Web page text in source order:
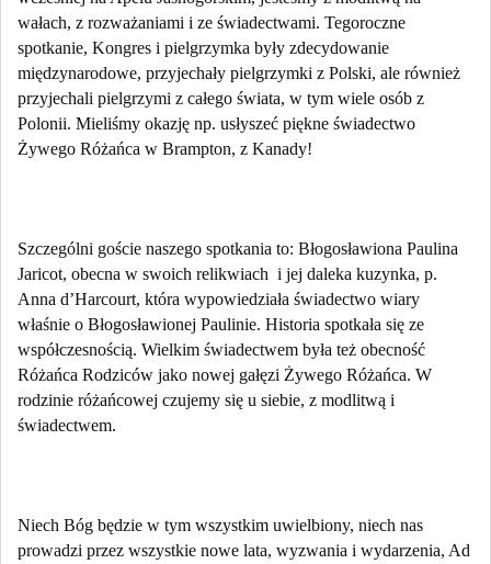
wałach, z rozważaniami i ze świadectwami. Tegoroczne
spotkanie, Kongres i pielgrzymka były zdecydowanie
międzynarodowe, przyjechały pielgrzymki z Polski, ale również
przyjechali pielgrzymi z całego świata, w tym wiele osób z
Polonii. Mieliśmy okazję np. usłyszeć piękne świadectwo
Żywego Różańca w Brampton, z Kanady!
Szczególni goście naszego spotkania to: Błogosławiona Paulina
Jaricot, obecna w swoich relikwiach i jej daleka kuzynka, p.
Anna d’Harcourt, która wypowiedziała świadectwo wiary
właśnie o Błogosławionej Paulinie. Historia spotkała się ze
współczesnością. Wielkim świadectwem była też obecność
Różańca Rodziców jako nowej gałęzi Żywego Różańca. W
rodzinie różańcowej czujemy się u siebie, z modlitwą i
świadectwem.
Niech Bóg będzie w tym wszystkim uwielbiony, niech nas
prowadzi przez wszystkie nowe lata, wyzwania i wydarzenia, Ad